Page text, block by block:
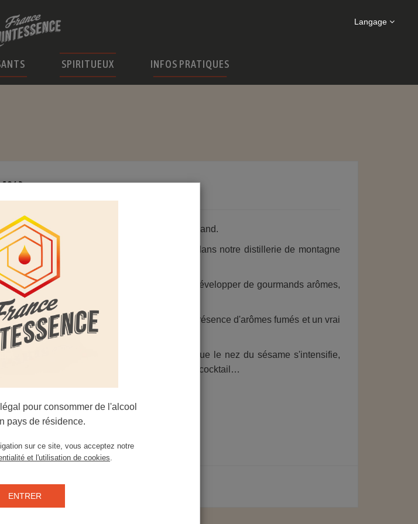
Langage
SPIRITUEUX INFOS PRATIQUES
entre la douceur du sésame et un braisé gourmand.
au sésame est élaborée à la main dans notre distillerie de montagne
grillé puis fumé précautionneusement, pour développer de gourmands arômes,
proche d'un single-malt avec une forte présence d'arômes fumés et un vrai
Le Fumé dans votre verre une minute, afin que le nez du sésame s'intensifie,
à l'apéritif, avec un repas, en digestif ou en cocktail…
pour consommer de l'alcool
pays de résidence.
sur ce site, vous acceptez notre
et l'utilisation de cookies
ENTRER